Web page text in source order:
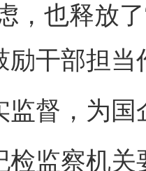
，也释放
励干部担当
，为国
察机关